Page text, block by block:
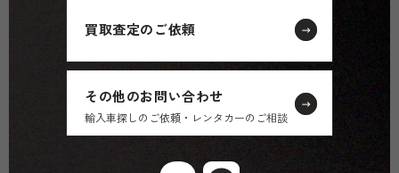
買取査定のご依頼
その他のお問い合わせ
輸入車探しのご依頼・レンタカーのご相談